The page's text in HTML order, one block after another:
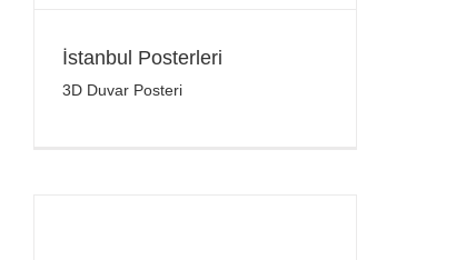
İstanbul Posterleri
3D Duvar Posteri